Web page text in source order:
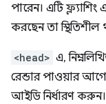
পারেন। এটি
করছেন তা স্থিতিশীল
<head> এ,
রেন্ডার পাওয়ার
আইডি নির্ধারণ করুন।